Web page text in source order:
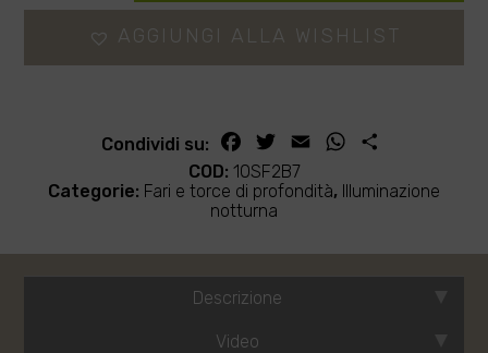
AGGIUNGI ALLA WISHLIST
Condividi su: Facebook
Twitter
Email WhatsApp
COD: 10SF2B7
Categorie: Fari e torce di profondità, Illuminazione
notturna
Descrizione
Video